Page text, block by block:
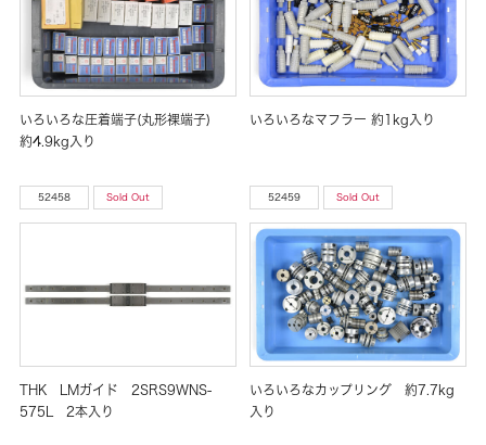
いろいろな圧着端子(丸形裸端子)
約4.9kg入り
いろいろなマフラー 約1kg入り
52458 Sold Out
THK LMガイド 2SRS9WNS-
575L 2本入り
52459 Sold Out
いろいろなカップリング 約7.7kg
入り